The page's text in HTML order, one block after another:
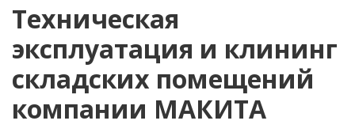
Техническая
эксплуатация и клининг
складских помещений
компании МАКИТА
Навигация
по
записям